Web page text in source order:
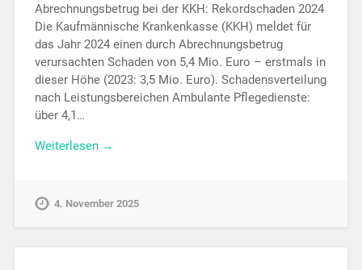
Abrechnungsbetrug bei der KKH: Rekordschaden 2024
Die Kaufmännische Krankenkasse (KKH) meldet für
das Jahr 2024 einen durch Abrechnungsbetrug
verursachten Schaden von 5,4 Mio. Euro – erstmals in
dieser Höhe (2023: 3,5 Mio. Euro). Schadensverteilung
nach Leistungsbereichen Ambulante Pflegedienste:
über 4,1…
Weiterlesen →
4. November 2025